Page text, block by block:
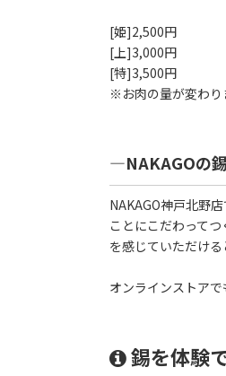
[姫]2,500円
[上]3,000円
[特]3,500円
※お肉の量が変わり
―NAKAGOの
NAKAGO神戸北野
ことにこだわって
を感じていただけ
オンラインストアで
錫を体験